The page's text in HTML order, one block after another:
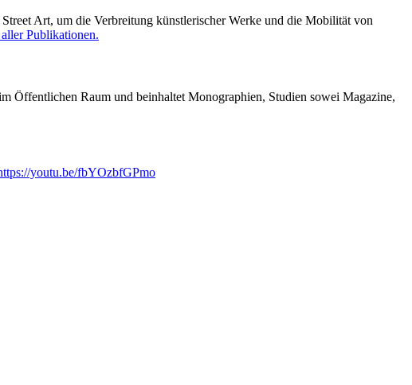
Art, um die Verbreitung künstlerischer Werke und die Mobilität von
Publikationen.
Öffentlichen Raum und beinhaltet Monographien, Studien sowei Magazine,
youtu.be/fbYOzbfGPmo